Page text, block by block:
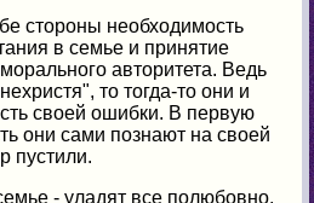
стороны необходимость
в семье и принятие
авторитета. Ведь
то тогда-то они и
своей ошибки. В первую
они сами познают на своей
пустили.
- уладят все полюбовно,